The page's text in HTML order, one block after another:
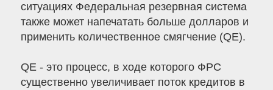
ситуациях Федеральная резервная система
также может напечатать больше долларов и
применить количественное смягчение (QE).
QE - это процесс, в ходе которого ФРС
существенно увеличивает поток кредитов в